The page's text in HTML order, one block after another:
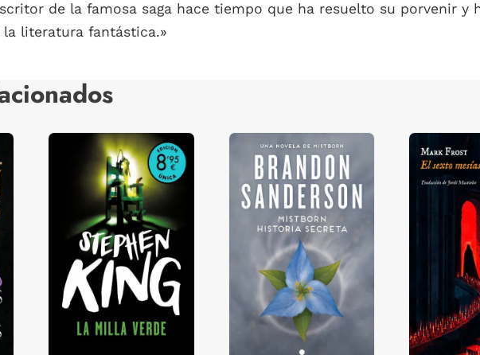
de la famosa saga hace tiempo que ha resuelto su porvenir
la literatura fantástica.»